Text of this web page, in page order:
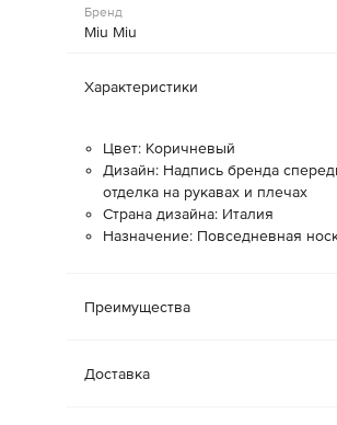
Бренд
Miu Miu
Характеристики
Цвет: Коричневый
Дизайн: Надпись бренда
отделка на рукавах и плечах
Страна дизайна: Италия
Назначение: Повседневная
Преимущества
Доставка